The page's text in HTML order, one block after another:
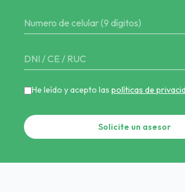
He leído y acepto las políticas de
Solicite un asesor